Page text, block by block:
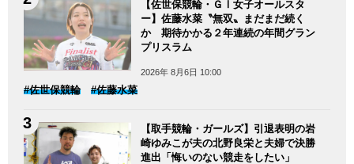
【佐世保競輪・ＧⅠ女子オールスタ
ー】佐藤水菜〝無双〟まだまだ続く
か 期待かかる２年連続の年間グラン
プリスラム
2026年 8月6日 10:00
#佐世保競輪 #佐藤水菜
【取手競輪・ガールズ】引退表明の岩
崎ゆみこが夫の北野良栄と夫婦で決勝
進出「悔いのない競走をしたい」